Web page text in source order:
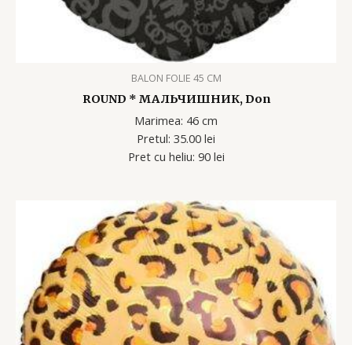
BALON FOLIE 45 CM
ROUND * МАЛЬЧИШНИК, Don
Marimea: 46 cm
Pretul: 35.00 lei
Pret cu heliu: 90 lei